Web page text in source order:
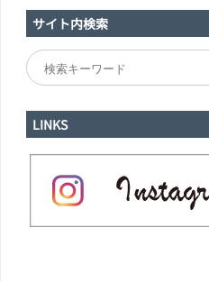
サイト内検索
LINKS